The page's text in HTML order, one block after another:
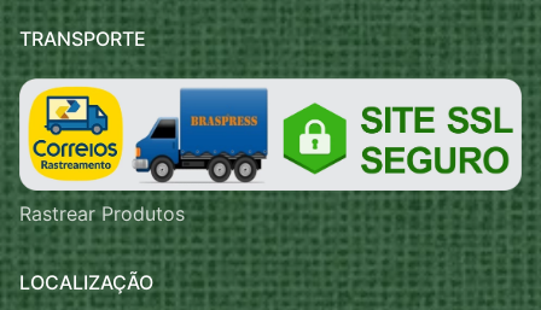
TRANSPORTE
Rastrear Produtos
LOCALIZAÇÃO